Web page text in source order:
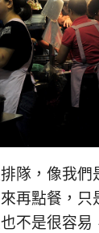
隊，像我們
再點餐，只
不是很容易